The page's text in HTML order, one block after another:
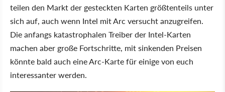
teilen den Markt der gesteckten Karten größtenteils unter
sich auf, auch wenn Intel mit Arc versucht anzugreifen.
Die anfangs katastrophalen Treiber der Intel-Karten
machen aber große Fortschritte, mit sinkenden Preisen
könnte bald auch eine Arc-Karte für einige von euch
interessanter werden.